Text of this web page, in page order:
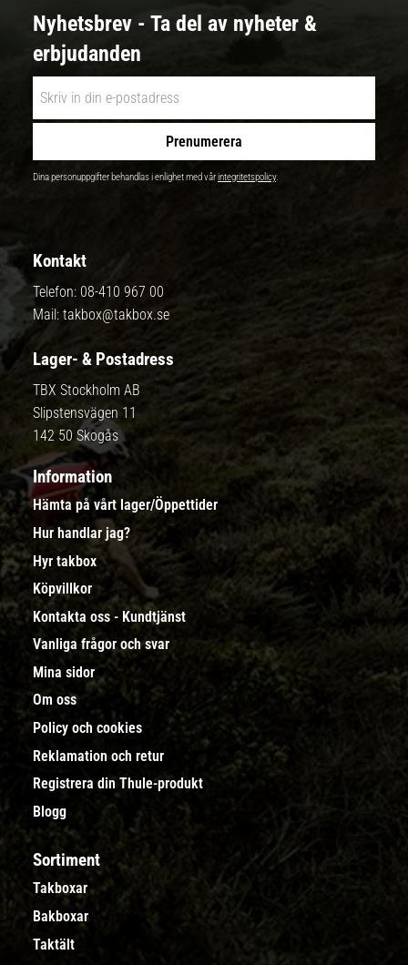
Nyhetsbrev - Ta del av nyheter &
erbjudanden
Prenumerera
Dina personuppgifter behandlas i enlighet med vårintegritetspolicy.
Kontakt
Telefon: 08-410 967 00
Mail: takbox@takbox.se
Lager- & Postadress
TBX Stockholm AB
Slipstensvägen 11
142 50 Skogås
Information
Hämta på vårt lager/Öppettider
Hur handlar jag?
Hyr takbox
Köpvillkor
Kontakta oss - Kundtjänst
Vanliga frågor och svar
Mina sidor
Om oss
Policy och cookies
Reklamation och retur
Registrera din Thule-produkt
Blogg
Sortiment
Takboxar
Bakboxar
Taktält